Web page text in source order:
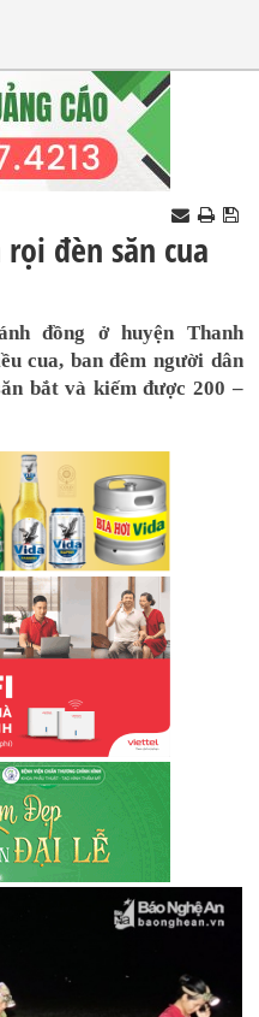
đèn săn cua
đồng ở huyện Thanh
cua, ban đêm người dân
bắt và kiếm được 200 –